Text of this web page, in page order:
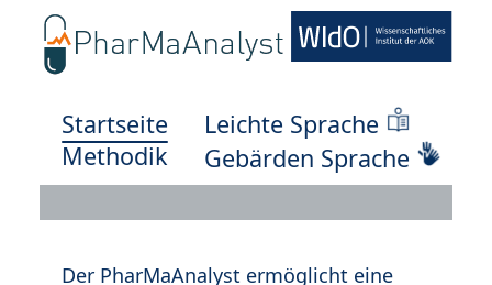
Startseite
Methodik
Leichte Sprache
Gebärden Sprache
Der PharMaAnalyst ermöglicht eine